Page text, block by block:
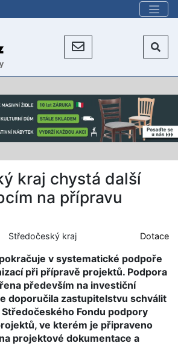
kraj chystá další
na přípravu
Středočeský kraj Dotace
v systematické podpoře
při přípravě projektů. Podpora
především na investiční
doporučila zastupitelstvu schválit
Fondu podpory
ve kterém je připraveno
projektové dokumentace a